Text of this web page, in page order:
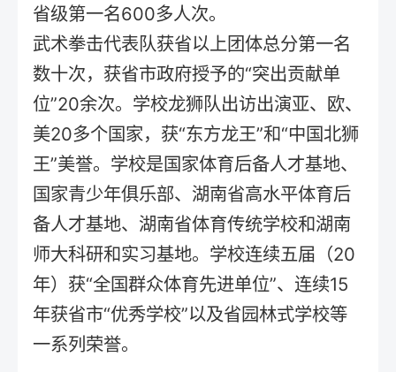
省级第一名600多人次。
武术拳击代表队获省以上团体总分第一名
数十次，获省市政府授予的“突出贡献单
位”20余次。学校龙狮队出访出演亚、欧、
美20多个国家，获“东方龙王”和“中国北狮
王”美誉。学校是国家体育后备人才基地、
国家青少年俱乐部、湖南省高水平体育后
备人才基地、湖南省体育传统学校和湖南
师大科研和实习基地。学校连续五届（20
年）获“全国群众体育先进单位”、连续15
年获省市“优秀学校”以及省园林式学校等
一系列荣誉。